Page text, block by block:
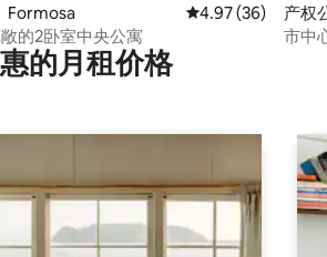
Formosa 平均评分 4.97 分（
4.97 (36)
的2卧室中央公寓
产权
市中
的月租价格